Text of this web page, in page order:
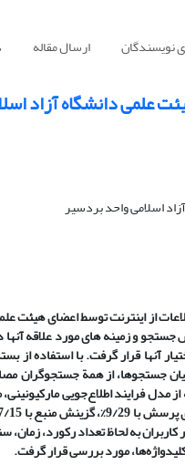
نویسندگان ارسال مقاله
علمی دانشگاه آزاد
اسلامی واحد بردسیر
اینترنت توسط اعضای هیئت
جستجو و زمینه های مورد علاقه
آنها قرار گرفت. با استفاده از
جستجوها،‌ از همة
مدل فرایند اطلاع‌جویی
به لحاظ تعداد رکورد،
مورد بررسی قرار گرفت.